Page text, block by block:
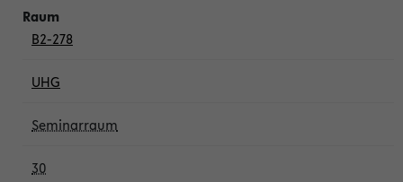
B2-278
UHG
Seminarraum
30